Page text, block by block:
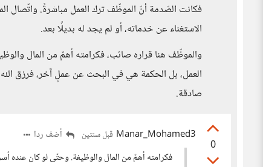
فكانت الصّدمة أنّ الموظّف ترك العمل مباشرةً. واتّصال
الاستغناء عن خدماته، أو لم يجد له بديلًا بعد.
والموظّف هنا قراره صائب، فكرامته أهمّ من المال
العمل، بل الحكمة هي في البحث عن عملٍ آخر، فرزق الله
صادقة.
0
Manar_Mohamed3 قبل سنتين
أضف ردا
فكرامته أهمّ من المال والوظيفة. وحتّى لو كان عنده